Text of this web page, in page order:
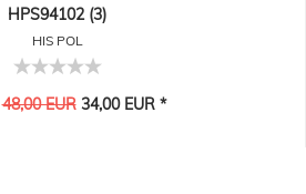
HPS94102 (3)
HIS POL
48,00 EUR34,00 EUR *